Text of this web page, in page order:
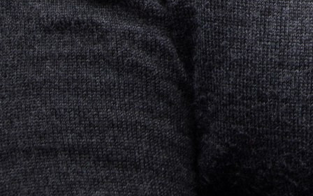
уже проданы.
- Красноярский театр музыкальной комедии уже
выигрывал "Золотую маску" с мюзиклом "Инкогнито
из Петербурга"...
- Кто из москвичей помнит тот театр двадцатилетней
давности? Люди идут и смотрят: если это в
программе "Золотой маски", значит, заслуживает
внимания.
- Помню, когда "Инкогнито из Петербурга" с